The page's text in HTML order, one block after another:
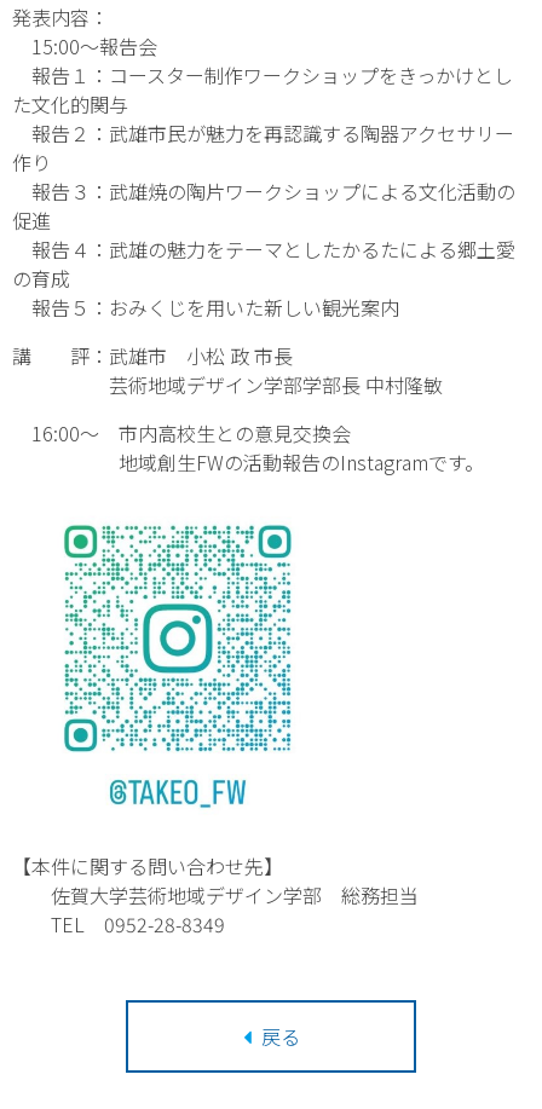
発表内容：
15:00～報告会
報告１：コースター制作ワークショップをきっかけとし
た文化的関与
報告２：武雄市民が魅力を再認識する陶器アクセサリー
作り
報告３：武雄焼の陶片ワークショップによる文化活動の
促進
報告４：武雄の魅力をテーマとしたかるたによる郷土愛
の育成
報告５：おみくじを用いた新しい観光案内
講 評：武雄市 小松 政 市長
芸術地域デザイン学部学部長 中村隆敏
16:00～ 市内高校生との意見交換会
地域創生FWの活動報告のInstagramです。
【本件に関する問い合わせ先】
佐賀大学芸術地域デザイン学部 総務担当
TEL 0952-28-8349
戻る